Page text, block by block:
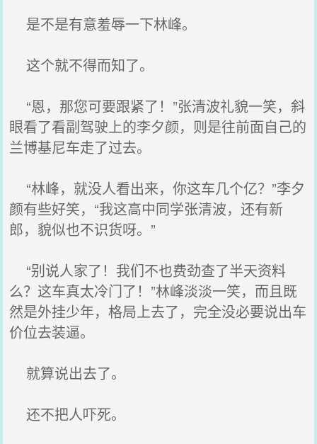
是不是有意羞辱一下林峰。
这个就不得而知了。
“恩，那您可要跟紧了！”张清波礼貌一笑，斜
眼看了看副驾驶上的李夕颜，则是往前面自己的
兰博基尼车走了过去。
“林峰，就没人看出来，你这车几个亿？”李夕
颜有些好笑，“我这高中同学张清波，还有新
郎，貌似也不识货呀。”
“别说人家了！我们不也费劲查了半天资料
么？这车真太冷门了！”林峰淡淡一笑，而且既
然是外挂少年，格局上去了，完全没必要说出车
价位去装逼。
就算说出去了。
还不把人吓死。